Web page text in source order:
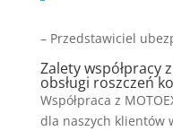
– Przedstawiciel
Zalety współpracy
obsługi roszczeń
Współpraca z
dla naszych klientów